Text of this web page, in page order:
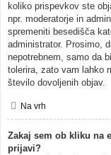
koliko prispevkov ste
npr. moderatorje in
spremeniti besedišča
administrator. Prosimo,
nepotrebnem, samo da
tolerira, zato vam lahko
število dovoljenih objav.
Na vrh
Zakaj sem ob kliku na
prijavi?